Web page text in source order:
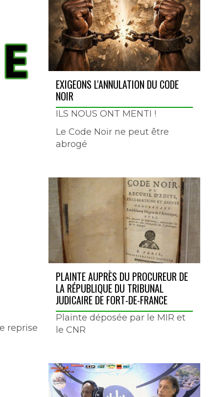
reprise
EXIGEONS L'ANNULATION DU CODE
NOIR
ILS NOUS ONT MENTI !
Le Code Noir ne peut être
abrogé
PLAINTE AUPRÈS DU PROCUREUR DE
LA RÉPUBLIQUE DU TRIBUNAL
JUDICAIRE DE FORT-DE-FRANCE
Plainte déposée par le MIR et
le CNR